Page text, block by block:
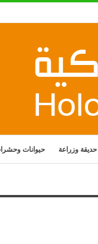
حديقة وزراعة حيوانات